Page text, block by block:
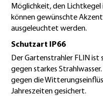
Möglichkeit, den
können gewünschte
ausgeleuchtet werden.
Schutzart IP66
Der Gartenstrahler FLIN
gegen starkes
gegen die
Jahreszeiten gesichert.